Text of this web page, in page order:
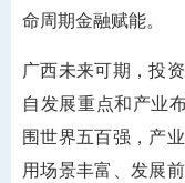
命周期金融赋能。
广西未来可期，投
自发展重点和产业
围世界五百强，产
用场景丰富、发展